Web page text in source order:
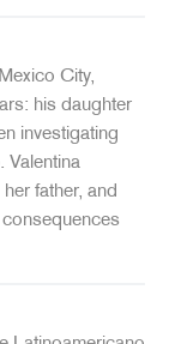
City,
his daughter
investigating
Valentina
father, and